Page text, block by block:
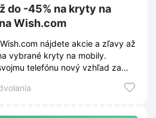
do -45% na kryty na
Wish.com
nájdete akcie a zľavy až
vybrané kryty na mobily.
telefónu nový vzhľad za